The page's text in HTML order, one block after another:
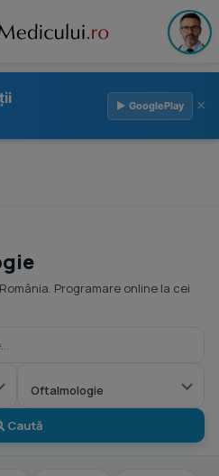
▶ GooglePlay ×
Programare online la cei
Caută